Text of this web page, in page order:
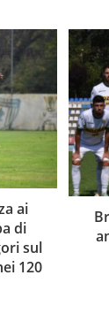
ai
di
sul
120